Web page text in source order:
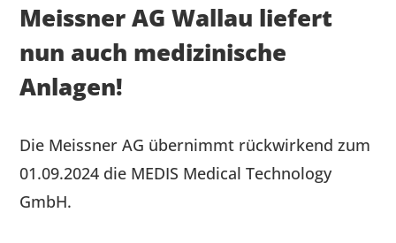
Meissner AG Wallau liefert
nun auch medizinische
Anlagen!
Die Meissner AG übernimmt rückwirkend zum
01.09.2024 die MEDIS Medical Technology
GmbH.